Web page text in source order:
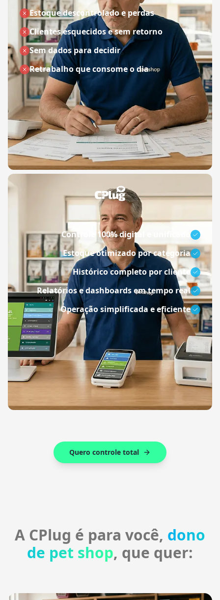
Estoque descontrolado e perdas
Clientes esquecidos e sem retorno
Sem dados para decidir
Retrabalho que consome o dia
Controle 100% digital e unificado
Estoque otimizado por categoria
Histórico completo por cliente
Relatórios e dashboards em tempo real
Operação simplificada e eficiente
Quero controle total
A CPlug é para você, dono
de pet shop, que quer: